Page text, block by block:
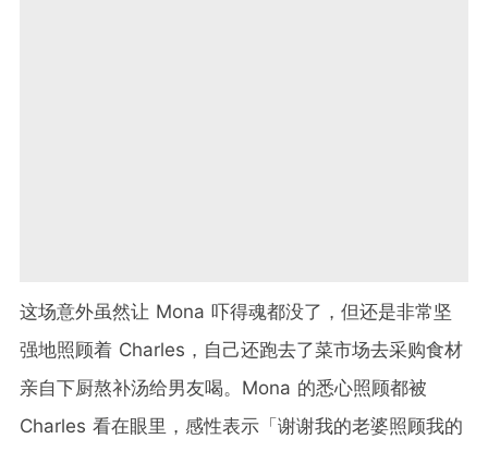
这场意外虽然让 Mona 吓得魂都没了，但还是非常坚
强地照顾着 Charles，自己还跑去了菜市场去采购食材
亲自下厨熬补汤给男友喝。Mona 的悉心照顾都被
Charles 看在眼里，感性表示「谢谢我的老婆照顾我的